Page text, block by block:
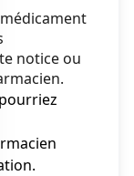
notice ou